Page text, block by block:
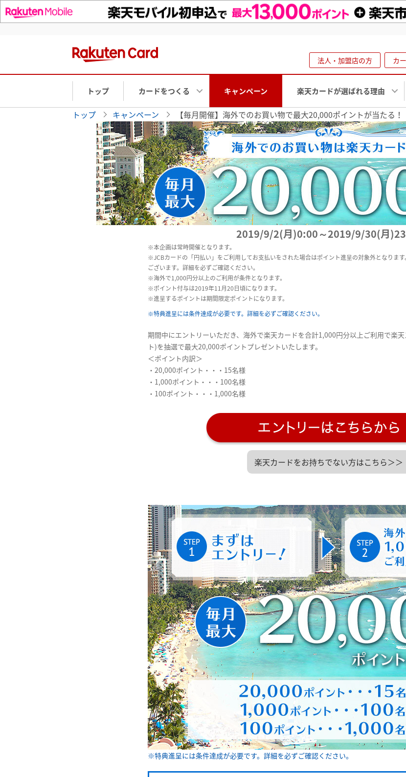
法人・加盟店の方 カ
トップ カードをつくる キャンペーン 楽天カードが選ばれる理由
トップ キャンペーン 【毎月開催】海外でのお買い物で最大20,000ポイントが当たる！
2019/9/2(月)0:00～2019/9/30(月
※本企画は常時開催となります。
※JCBカードの「円払い」をご利用してお支払いをされた場合はポイント進呈の対象外となりま
ございます。詳細を必ずご確認ください。
※海外で1,000円分以上のご利用が条件となります。
※ポイント付与は2019年11月20日頃になります。
※進呈するポイントは期間限定ポイントになります。
※特典進呈には条件達成が必要です。詳細を必ずご確認ください。
期間中にエントリーいただき、海外で楽天カードを合計1,000円分以上ご利用で楽
ト)を抽選で最大20,000ポイントプレゼントいたします。
＜ポイント内訳＞
・20,000ポイント・・・15名様
・1,000ポイント・・・100名様
・100ポイント・・・1,000名様
楽天カードをお持ちでない方はこちら＞＞
※特典進呈には条件達成が必要です。詳細を必ずご確認ください。